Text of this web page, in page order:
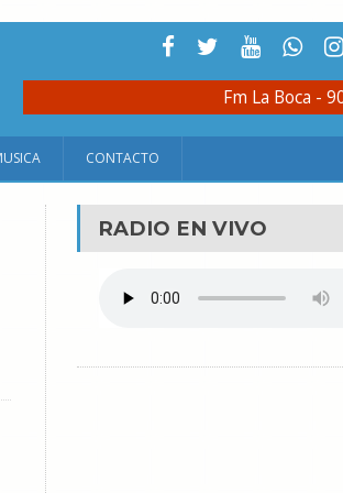
Fm La Boca -
CONTACTO
RADIO EN VIVO